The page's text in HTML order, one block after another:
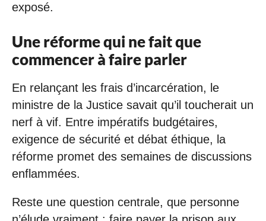
exposé.
Une réforme qui ne fait que
commencer à faire parler
En relançant les frais d’incarcération, le
ministre de la Justice savait qu’il toucherait un
nerf à vif. Entre impératifs budgétaires,
exigence de sécurité et débat éthique, la
réforme promet des semaines de discussions
enflammées.
Reste une question centrale, que personne